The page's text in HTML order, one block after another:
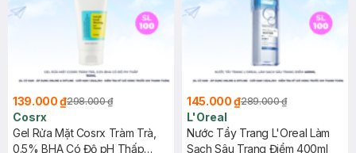
139.000 ₫298.000 ₫
Cosrx
Gel Rửa Mặt Cosrx Tràm Trà,
0.5% BHA Có Độ pH Thấp
145.000 ₫289.000 ₫
L'Oreal
Nước Tẩy Trang L'Oreal Làm
Sạch Sâu Trang Điểm 400ml